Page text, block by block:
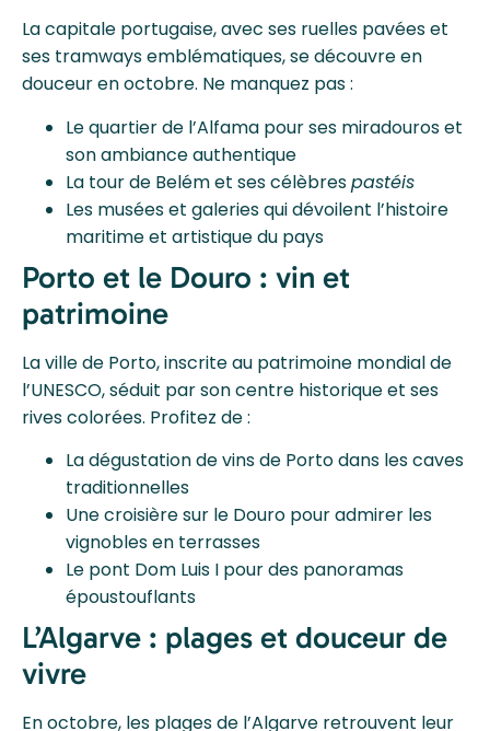
La capitale portugaise, avec ses ruelles pavées et
ses tramways emblématiques, se découvre en
douceur en octobre. Ne manquez pas :
Le quartier de l’Alfama pour ses miradouros et
son ambiance authentique
La tour de Belém et ses célèbrespastéis
Les musées et galeries qui dévoilent l’histoire
maritime et artistique du pays
Porto et le Douro : vin et
patrimoine
La ville de Porto, inscrite au patrimoine mondial de
l’UNESCO, séduit par son centre historique et ses
rives colorées. Profitez de :
La dégustation de vins de Porto dans les caves
traditionnelles
Une croisière sur le Douro pour admirer les
vignobles en terrasses
Le pont Dom Luis I pour des panoramas
époustouflants
L’Algarve : plages et douceur de
vivre
En octobre, les plages de l’Algarve retrouvent leur